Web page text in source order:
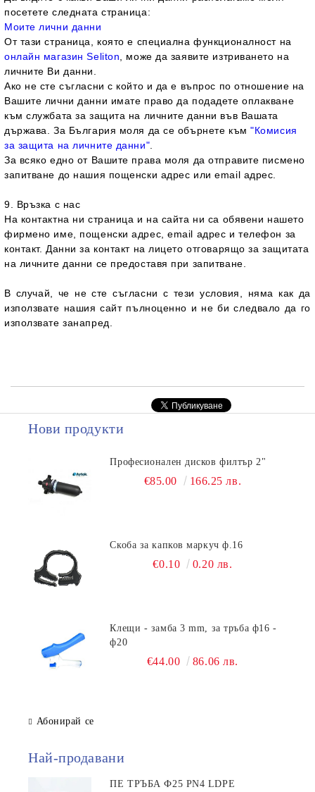
посетете следната страница:
Моите лични данни
От тази страница, която е специална функционалност на
онлайн магазин Seliton , може да заявите изтриването на
личните Ви данни.
Ако не сте съгласни с който и да е въпрос по отношение на
Вашите лични данни имате право да подадете оплакване
към службата за защита на личните данни във Вашата
държава. За България моля да се обърнете към"Комисия
за защита на личните данни"
За всяко едно от Вашите права моля да отправите писмено
запитване до нашия пощенски адрес или email адрес.
9. Връзка с нас
На контактна ни страница и на сайта ни са обявени нашето
фирмено име, пощенски адрес, email адрес и телефон за
контакт. Данни за контакт на лицето отговарящо за защитата
на личните данни се предоставя при запитване.
В случай, че не сте съгласни с тези условия, няма как да
използвате нашия сайт пълноценно и не би следвало да го
използвате занапред.
Нови продукти
Професионален дисков филтър 2"
€85.00 166.25 лв.
Скоба за капков маркуч ф.16
€0.10 0.20 лв.
Клещи - замба 3 mm, за тръба ф16 -
ф20
€44.00 86.06 лв.
Абонирай се
Най-продавани
ПЕ ТРЪБА Ф25 PN4 LDPE